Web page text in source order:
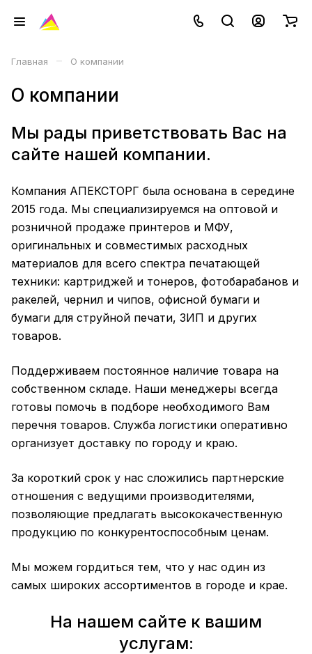
Главная – О компании
О компании
Мы рады приветствовать Вас на
сайте нашей компании.
Компания АПЕКСТОРГ была основана в середине
2015 года. Мы специализируемся на оптовой и
розничной продаже принтеров и МФУ,
оригинальных и совместимых расходных
материалов для всего спектра печатающей
техники: картриджей и тонеров, фотобарабанов и
ракелей, чернил и чипов, офисной бумаги и
бумаги для струйной печати, ЗИП и других
товаров.
Поддерживаем постоянное наличие товара на
собственном складе. Наши менеджеры всегда
готовы помочь в подборе необходимого Вам
перечня товаров. Служба логистики оперативно
организует доставку по городу и краю.
За короткий срок у нас сложились партнерские
отношения с ведущими производителями,
позволяющие предлагать высококачественную
продукцию по конкурентоспособным ценам.
Мы можем гордиться тем, что у нас один из
самых широких ассортиментов в городе и крае.
На нашем сайте к вашим
услугам: